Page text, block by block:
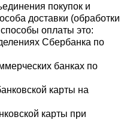
покупок и
доставки (обработки
оплаты это:
Сбербанка по
банках по
карты на
карты при